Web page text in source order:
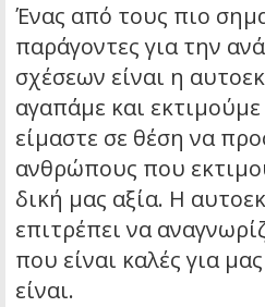
Ένας από τους πιο
παράγοντες για την
σχέσεων είναι η
αγαπάμε και
είμαστε σε θέση να
ανθρώπους που
δική μας αξία. Η
επιτρέπει να
που είναι καλές για
είναι.